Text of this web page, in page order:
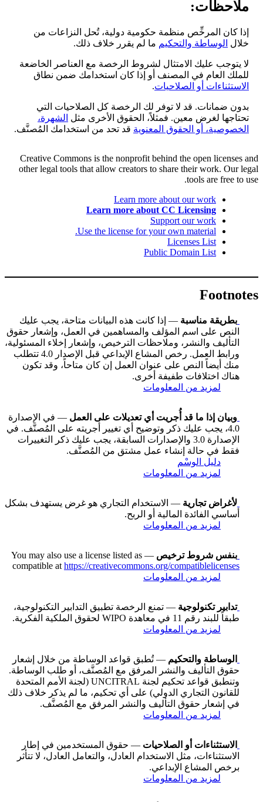
ملاحظات:
إذا كان المرخِّص منظمة حكومية دولية، تُحل النزاعات من
خلال الوساطة والتحكيم ما لم يقرر خلاف ذلك.
لا يتوجب عليك الامتثال لشروط الرخصة مع العناصر الخاضعة
للملك العام في المصنف أو إذا كان استخدامك ضمن نطاق
الاستثناءات أو الصلاحيات.
بدون ضمانات. قد لا توفر لك الرخصة كل الصلاحيات التي
تحتاجها لغرض معين. فمثلاً، الحقوق الأخرى مثل الشهرة،
الخصوصية، أو الحقوق المعنوية قد تحد من استخدامك المُصنَّف.
Creative Commons is the nonprofit behind the open licenses and
other legal tools that allow creators to share their work. Our legal
tools are free to use.
Learn more about our work
Learn more about CC Licensing
Support our work
Use the license for your own material.
Licenses List
Public Domain List
Footnotes
بطريقة مناسبة — إذا كانت هذه البيانات متاحة، يجب عليك
النص على اسم المؤلف والمساهمين في العمل، وإشعار حقوق
التأليف والنشر، وملاحظات الترخيص، وإشعار إخلاء المسئولية،
ورابط العمل. رخص المشاع الإبداعي قبل الإصدار 4.0 تتطلب
منك أيضاً النص على عنوان العمل إن كان متاحاً، وقد تكون
هناك اختلافات طفيفة أخرى.
لمزيد من المعلومات
وبيان إذا ما قد أُجريت أي تعديلات على العمل — في الإصدارة
4.0، يجب عليك ذكر وتوضيح أي تغيير أجريته على المُصنَّف. في
الإصدارة 3.0 والإصدارات السابقة، يجب عليك ذكر التغييرات
فقط في حالة إنشاء عمل مشتق من المُصنَّف.
دليل الوسْم
لمزيد من المعلومات
لأغراض تجارية — الاستخدام التجاري هو غرض يستهدف بشكل
أساسي الفائدة المالية أو الربح.
لمزيد من المعلومات
بنفس شروط ترخيص
— You may also use a license listed as
compatible at https://creativecommons.org/compatiblelicenses
لمزيد من المعلومات
تدابير تكنولوجية — تمنع الرخصة تطبيق التدابير التكنولوجية،
طبقاً للبند رقم 11 في معاهدة WIPO لحقوق الملكية الفكرية.
لمزيد من المعلومات
الوساطة والتحكيم — تُطبق قواعد الوساطة من خلال إشعار
حقوق التأليف والنشر المرفق مع المُصنَّف، أو طلب الوساطة.
وتنطبق قواعد تحكيم لجنة UNCITRAL (لجنة الأمم المتحدة
للقانون التجاري الدولي) على أي تحكيم، ما لم يذكر خلاف ذلك
في إشعار حقوق التأليف والنشر المرفق مع المُصنَّف.
لمزيد من المعلومات
الاستثناءات أو الصلاحيات — حقوق المستخدمين في إطار
الاستثناءات، مثل الاستخدام العادل، والتعامل العادل، لا تتأثر
برخص المشاع الإبداعي.
لمزيد من المعلومات